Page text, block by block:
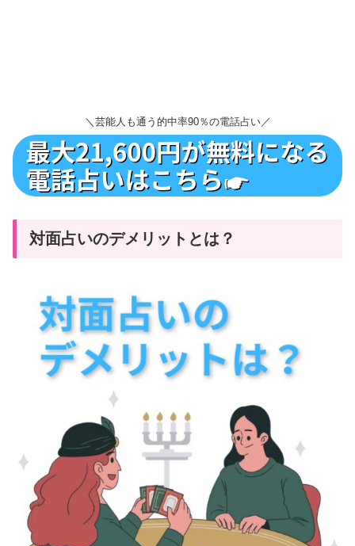
＼芸能人も通う的中率90％の電話占い／
対面占いのデメリットとは？